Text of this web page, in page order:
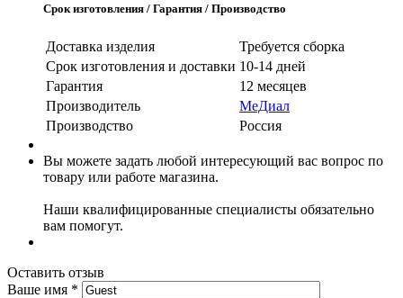
Срок изготовления / Гарантия / Производство
Доставка изделия
Требуется сборка
Срок изготовления и доставки 10-14 дней
Гарантия
12 месяцев
Производитель
МеДиал
Производство
Россия
Вы можете задать любой интересующий вас вопрос по
товару или работе магазина.
Наши квалифицированные специалисты обязательно
вам помогут.
Оставить отзыв
Ваше имя *